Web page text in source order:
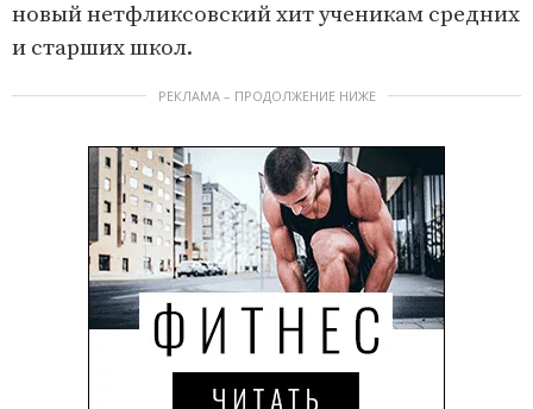
новый нетфликсовский хит ученикам средних
и старших школ.
РЕКЛАМА – ПРОДОЛЖЕНИЕ НИЖЕ